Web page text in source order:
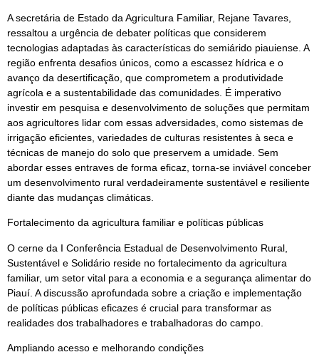
A secretária de Estado da Agricultura Familiar, Rejane Tavares,
ressaltou a urgência de debater políticas que considerem
tecnologias adaptadas às características do semiárido piauiense. A
região enfrenta desafios únicos, como a escassez hídrica e o
avanço da desertificação, que comprometem a produtividade
agrícola e a sustentabilidade das comunidades. É imperativo
investir em pesquisa e desenvolvimento de soluções que permitam
aos agricultores lidar com essas adversidades, como sistemas de
irrigação eficientes, variedades de culturas resistentes à seca e
técnicas de manejo do solo que preservem a umidade. Sem
abordar esses entraves de forma eficaz, torna-se inviável conceber
um desenvolvimento rural verdadeiramente sustentável e resiliente
diante das mudanças climáticas.
Fortalecimento da agricultura familiar e políticas públicas
O cerne da I Conferência Estadual de Desenvolvimento Rural,
Sustentável e Solidário reside no fortalecimento da agricultura
familiar, um setor vital para a economia e a segurança alimentar do
Piauí. A discussão aprofundada sobre a criação e implementação
de políticas públicas eficazes é crucial para transformar as
realidades dos trabalhadores e trabalhadoras do campo.
Ampliando acesso e melhorando condições